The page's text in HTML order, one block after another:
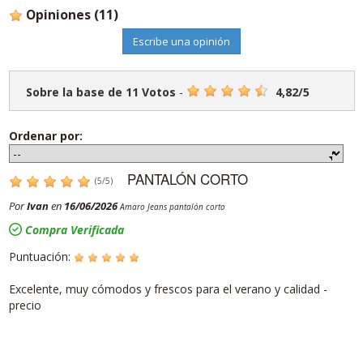
Opiniones (11)
Escribe una opinión
Sobre la base de 11 Votos - 4,82/5
Ordenar por:
(5/5) PANTALÓN CORTO
PorIvanen 16/06/2026 Amaro Jeans pantalón corto
Compra Verificada
Puntuación:
Excelente, muy cómodos y frescos para el verano y calidad -
precio